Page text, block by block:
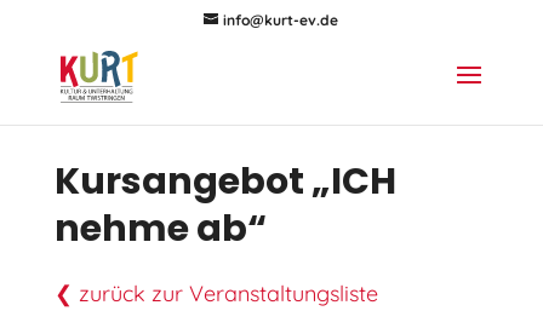
info@kurt-ev.de
Kursangebot „ICH
nehme ab“
❮ zurück zur Veranstaltungsliste